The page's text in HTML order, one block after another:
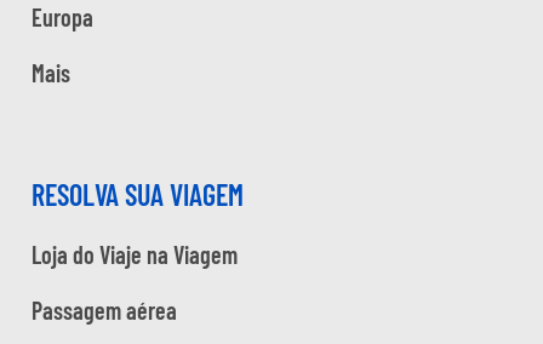
Europa
Mais
RESOLVA SUA VIAGEM
Loja do Viaje na Viagem
Passagem aérea